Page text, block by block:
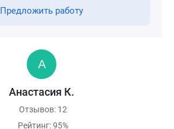
Предложить работу
Анастасия К.
Отзывов: 12
Рейтинг: 95%